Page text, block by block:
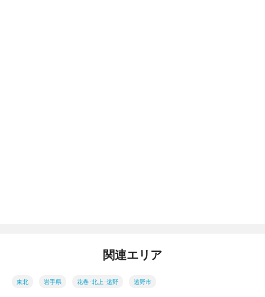
関連エリア
東北 岩手県 花巻･北上･遠野 遠野市